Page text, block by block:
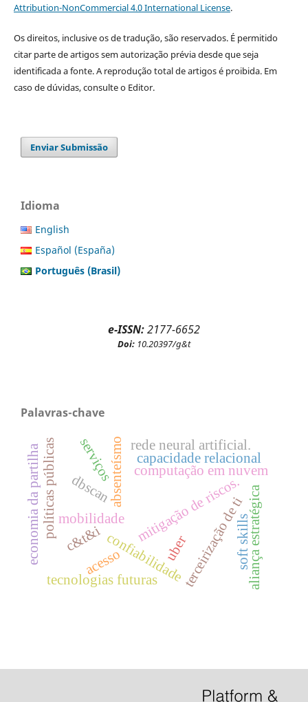
Attribution-NonCommercial 4.0 International License.
Os direitos, inclusive os de tradução, são reservados. É permitido
citar parte de artigos sem autorização prévia desde que seja
identificada a fonte. A reprodução total de artigos é proibida. Em
caso de dúvidas, consulte o Editor.
Enviar Submissão
Idioma
English
Español (España)
Português (Brasil)
e-ISSN:2177-6652
Doi: 10.20397/g&t
Palavras-chave
mobilidade
absenteísmo
mitigação de riscos.
terceirização de ti
confiabilidade
computação em nuvem
políticas públicas
acesso
dbscan
economia da partilha uber aliança estratégica
capacidade relacional
soft skills
rede neural artificial.
c&t&i
tecnologias futuras
serviços